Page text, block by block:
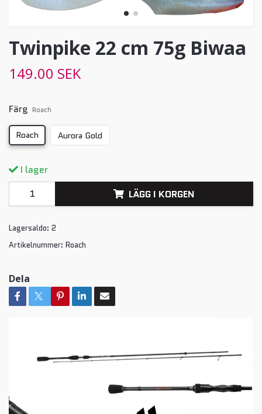
Twinpike 22 cm 75g Biwaa
149.00 SEK
Färg Roach
Roach Aurora Gold
I lager
LÄGG I KORGEN
Lagersaldo: 2
Artikelnummer: Roach
Dela